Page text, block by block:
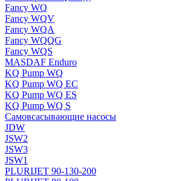
Fancy WQ
Fancy WQV
Fancy WQA
Fancy WQQG
Fancy WQS
MASDAF Enduro
KQ Pump WQ
KQ Pump WQ EC
KQ Pump WQ ES
KQ Pump WQ S
Самовсасывающие насосы
JDW
JSW2
JSW3
JSW1
PLURIJET 90-130-200